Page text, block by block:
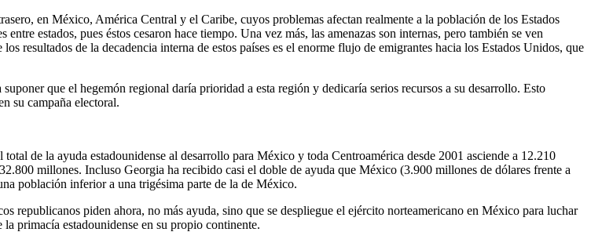
en México, América Central y el Caribe, cuyos problemas afectan realmente a la población de los Estados
estados, pues éstos cesaron hace tiempo. Una vez más, las amenazas son internas, pero también se ven
resultados de la decadencia interna de estos países es el enorme flujo de emigrantes hacia los Estados Unidos, que
que el hegemón regional daría prioridad a esta región y dedicaría serios recursos a su desarrollo. Esto
su campaña electoral.
de la ayuda estadounidense al desarrollo para México y toda Centroamérica desde 2001 asciende a 12.210
millones. Incluso Georgia ha recibido casi el doble de ayuda que México (3.900 millones de dólares frente a
población inferior a una trigésima parte de la de México.
republicanos piden ahora, no más ayuda, sino que se despliegue el ejército norteamericano en México para luchar
primacía estadounidense en su propio continente.